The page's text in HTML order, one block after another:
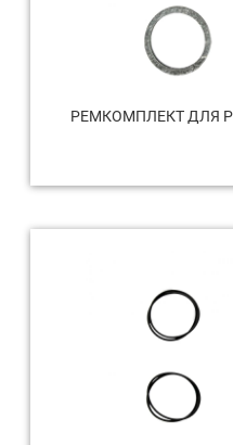
РЕМКОМПЛЕКТ ДЛЯ